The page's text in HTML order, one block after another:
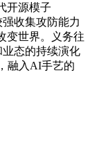
开源模子
收集攻防能力
变世界。义务往
态的持续演化
融入AI手艺的